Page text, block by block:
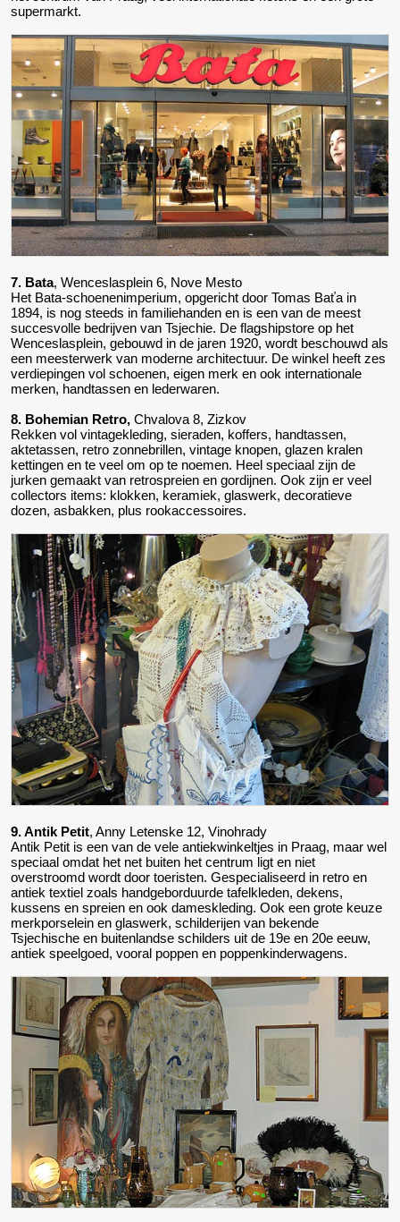
supermarkt.
7. Bata, Wenceslasplein 6, Nove Mesto
Het Bata-schoenenimperium, opgericht door Tomas Baťa in
1894, is nog steeds in familiehanden en is een van de meest
succesvolle bedrijven van Tsjechie. De flagshipstore op het
Wenceslasplein, gebouwd in de jaren 1920, wordt beschouwd als
een meesterwerk van moderne architectuur. De winkel heeft zes
verdiepingen vol schoenen, eigen merk en ook internationale
merken, handtassen en lederwaren.
8. Bohemian Retro, Chvalova 8, Zizkov
Rekken vol vintagekleding, sieraden, koffers, handtassen,
aktetassen, retro zonnebrillen, vintage knopen, glazen kralen
kettingen en te veel om op te noemen. Heel speciaal zijn de
jurken gemaakt van retrospreien en gordijnen. Ook zijn er veel
collectors items: klokken, keramiek, glaswerk, decoratieve
dozen, asbakken, plus rookaccessoires.
9. Antik Petit, Anny Letenske 12, Vinohrady
Antik Petit is een van de vele antiekwinkeltjes in Praag, maar wel
speciaal omdat het net buiten het centrum ligt en niet
overstroomd wordt door toeristen. Gespecialiseerd in retro en
antiek textiel zoals handgeborduurde tafelkleden, dekens,
kussens en spreien en ook dameskleding. Ook een grote keuze
merkporselein en glaswerk, schilderijen van bekende
Tsjechische en buitenlandse schilders uit de 19e en 20e eeuw,
antiek speelgoed, vooral poppen en poppenkinderwagens.